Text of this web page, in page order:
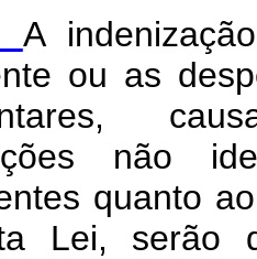
A
ou as
não
quanto
Lei, serão